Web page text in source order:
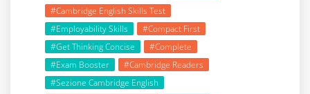
#Cambridge English Skills Test
#Employability Skills
#Compact First
#Get Thinking Concise
#Complete
#Exam Booster
#Cambridge Readers
#Sezione Cambridge English